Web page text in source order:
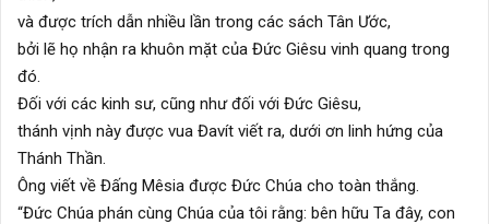
và được trích dẫn nhiều lần trong các sách Tân Ước,
bởi lẽ họ nhận ra khuôn mặt của Đức Giêsu vinh quang trong
đó.
Đối với các kinh sư, cũng như đối với Đức Giêsu,
thánh vịnh này được vua Đavít viết ra, dưới ơn linh hứng của
Thánh Thần.
Ông viết về Đấng Mêsia được Đức Chúa cho toàn thắng.
“Đức Chúa phán cùng Chúa của tôi rằng: bên hữu Ta đây, con